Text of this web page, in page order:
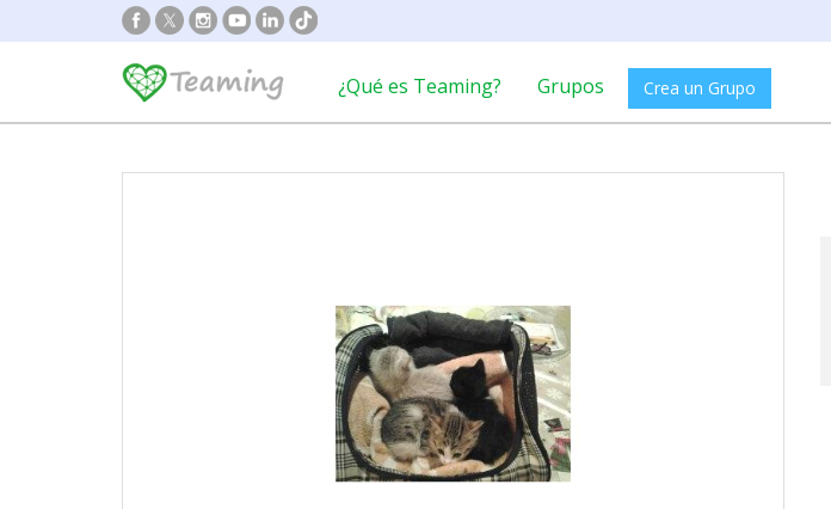
¿Qué es Teaming? Grupos Crea un Grupo